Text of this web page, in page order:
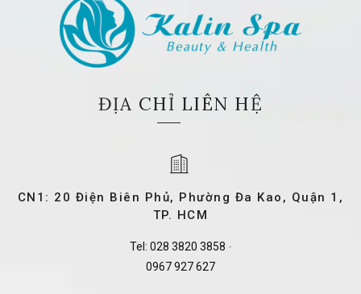
ĐỊA CHỈ LIÊN HỆ
CN1: 20 Điện Biên Phủ, Phường Đa Kao, Quận 1,
TP. HCM
Tel: 028 3820 3858 -
0967 927 627